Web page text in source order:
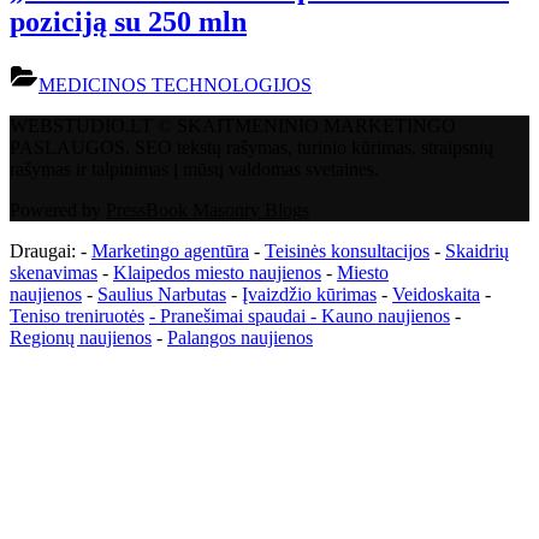
poziciją su 250 mln
MEDICINOS TECHNOLOGIJOS
Draugai: - Marketingo agentūra - Teisinės konsultacijos - Skaidrių
skenavimas - Klaipedos miesto naujienos - Miesto
naujienos - Saulius Narbutas - Įvaizdžio kūrimas - Veidoskaita -
Teniso treniruotės - Pranešimai spaudai - Kauno naujienos -
Regionų naujienos - Palangos naujienos